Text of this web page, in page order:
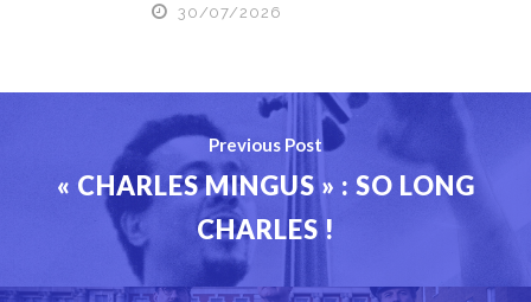
30/07/2026
Previous Post
« CHARLES MINGUS » : SO LONG
CHARLES !